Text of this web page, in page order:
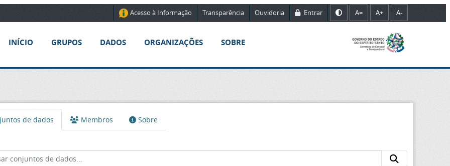
Acesso à Informação Transparência Ouvidoria Entrar A= A+ A-
INÍCIO GRUPOS DADOS ORGANIZAÇÕES SOBRE
de dados Membros Sobre